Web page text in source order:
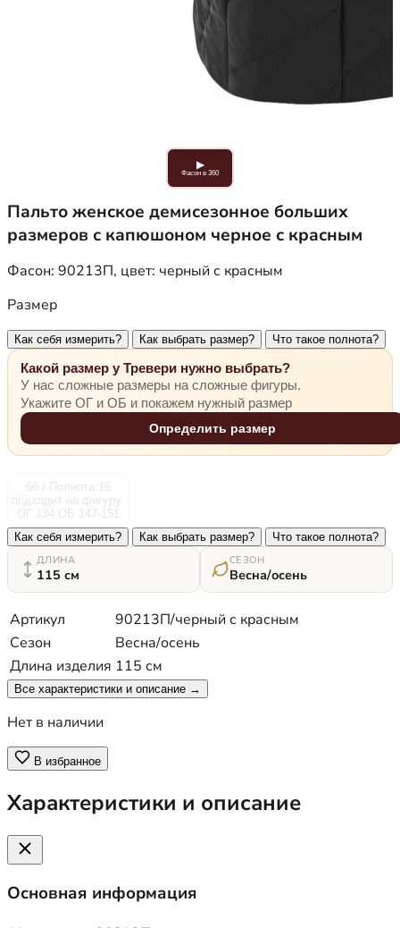
▶
Фасон в 360
Пальто женское демисезонное больших
размеров с капюшоном черное с красным
Фасон: 90213П, цвет: черный с красным
Размер
Как себя измерить? Как выбрать размер? Что такое полнота?
Какой размер у Тревери нужно выбрать?
У нас сложные размеры на сложные фигуры.
Укажите ОГ и ОБ и покажем нужный размер
Определить размер
66 / Полнота 16
подходит на фигуру:
ОГ 134 ОБ 147-151
Как себя измерить?
Как выбрать размер?
Что такое полнота?
ДЛИНА
115 см
СЕЗОН
Весна/осень
Артикул
90213П/черный с красным
Сезон
Весна/осень
Длина изделия 115 см
Все характеристики и описание →
Нет в наличии
В избранное
Характеристики и описание
Основная информация